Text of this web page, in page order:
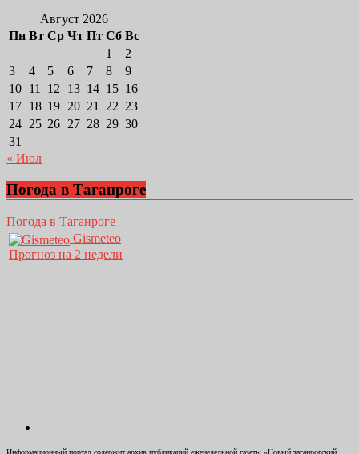
Август 2026
Пн Вт Ср Чт Пт Сб Вс
1
2
3
4 5 6 7 8
9
10 11 12 13 14 15 16
17 18 19 20 21 22 23
24 25 26 27 28 29 30
31
« Июл
Погода в Таганроге
Погода в Таганроге
Gismeteo
Прогноз на 2 недели
Информационный портал содержит архив публикаций еженедельной газеты «Новый таганрогский